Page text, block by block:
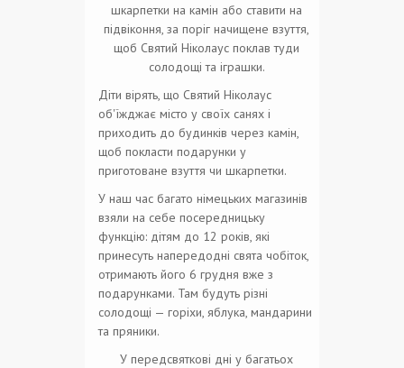
шкарпетки на камін або ставити на
підвіконня, за поріг начищене взуття,
щоб Святий Ніколаус поклав туди
солодощі та іграшки.
Діти вірять, що Святий Ніколаус
об'їжджає місто у своїх санях і
приходить до будинків через камін,
щоб покласти подарунки у
приготоване взуття чи шкарпетки.
У наш час багато німецьких магазинів
взяли на себе посередницьку
функцію: дітям до 12 років, які
принесуть напередодні свята чобіток,
отримають його 6 грудня вже з
подарунками. Там будуть різні
солодощі — горіхи, яблука, мандарини
та пряники.
У передсвяткові дні у багатьох